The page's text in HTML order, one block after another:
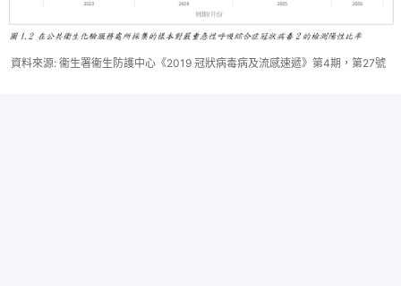
資料來源: 衞生署衞生防護中心《2019 冠狀病毒病及流感速遞》第4期，第27號